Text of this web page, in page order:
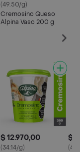
(49.50/g)
Cremosino Queso
Alpina Vaso 200 g
$ 12.970,00
(34.14/g)
$